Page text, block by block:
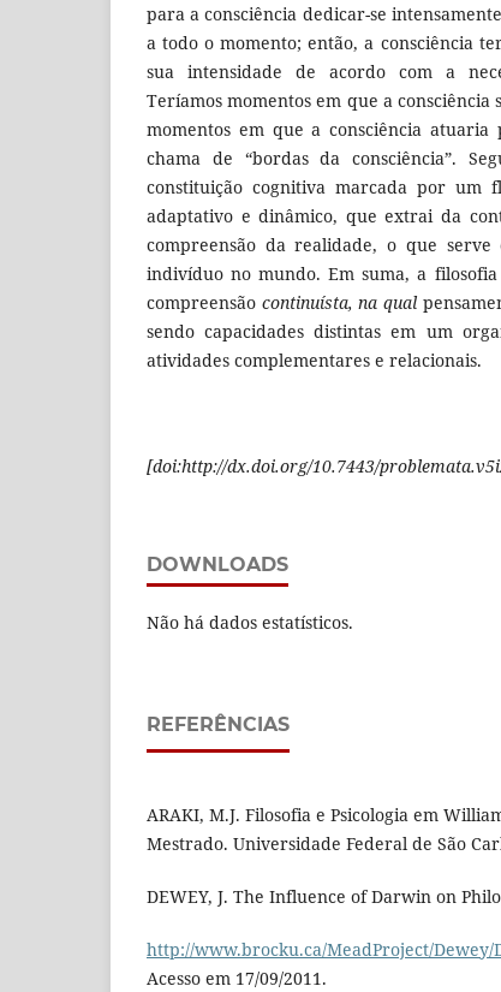
para a consciência dedicar-se
a todo o momento; então, a consciência
sua intensidade de acordo com a
Teríamos momentos em que a
momentos em que a consciência atuaria
chama de “bordas da consciência”.
constituição cognitiva marcada por um
adaptativo e dinâmico, que extrai da
compreensão da realidade, o que serve
indivíduo no mundo. Em suma, a
compreensão continuísta, na qual
sendo capacidades distintas em um
atividades complementares e relacionais.
[doi:http://dx.doi.org/10.7443/
DOWNLOADS
Não há dados estatísticos.
REFERÊNCIAS
ARAKI, M.J. Filosofia e Psicologia em
Mestrado. Universidade Federal de São
DEWEY, J. The Influence of Darwin on
http://www.brocku.ca/MeadProject/Dewey/
Acesso em 17/09/2011.